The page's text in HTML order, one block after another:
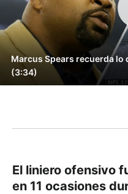
Marcus Spears recuerda
(3:34)
El liniero ofensivo
en 11 ocasiones